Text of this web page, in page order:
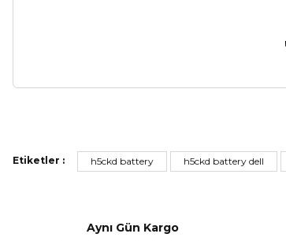
Ürün bilgilerinde hatalar bulunuyor.
Etiketler : h5ckd battery h5ckd battery dell
Aynı Gün Kargo